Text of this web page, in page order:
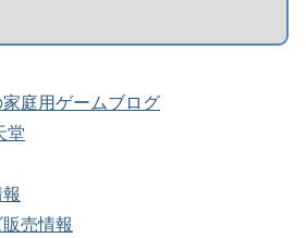
庭用ゲームブログ
堂
売情報